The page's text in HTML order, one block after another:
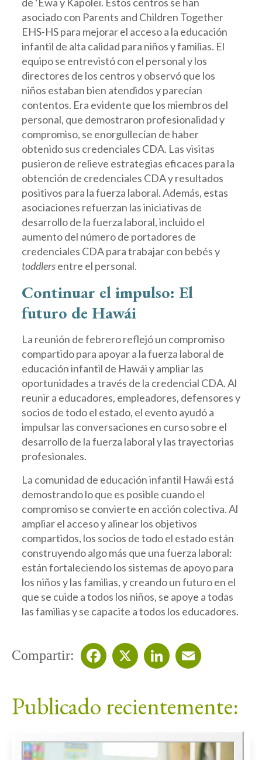
asociado con Parents and Children Together
EHS-HS para mejorar el acceso a la educación
infantil de alta calidad para niños y familias. El
equipo se entrevistó con el personal y los
directores de los centros y observó que los
niños estaban bien atendidos y parecían
contentos. Era evidente que los miembros del
personal, que demostraron profesionalidad y
compromiso, se enorgullecían de haber
obtenido sus credenciales CDA. Las visitas
pusieron de relieve estrategias eficaces para la
obtención de credenciales CDA y resultados
positivos para la fuerza laboral. Además, estas
asociaciones refuerzan las iniciativas de
desarrollo de la fuerza laboral, incluido el
aumento del número de portadores de
credenciales CDA para trabajar con bebés y
toddlersentre el personal.
Continuar el impulso: El
futuro de Hawái
La reunión de febrero reflejó un compromiso
compartido para apoyar a la fuerza laboral de
educación infantil de Hawái y ampliar las
oportunidades a través de la credencial CDA. Al
reunir a educadores, empleadores, defensores y
socios de todo el estado, el evento ayudó a
impulsar las conversaciones en curso sobre el
desarrollo de la fuerza laboral y las trayectorias
profesionales.
La comunidad de educación infantil Hawái está
demostrando lo que es posible cuando el
compromiso se convierte en acción colectiva. Al
ampliar el acceso y alinear los objetivos
compartidos, los socios de todo el estado están
construyendo algo más que una fuerza laboral:
están fortaleciendo los sistemas de apoyo para
los niños y las familias, y creando un futuro en el
que se cuide a todos los niños, se apoye a todas
las familias y se capacite a todos los educadores.
Compartir:
Publicado recientemente: